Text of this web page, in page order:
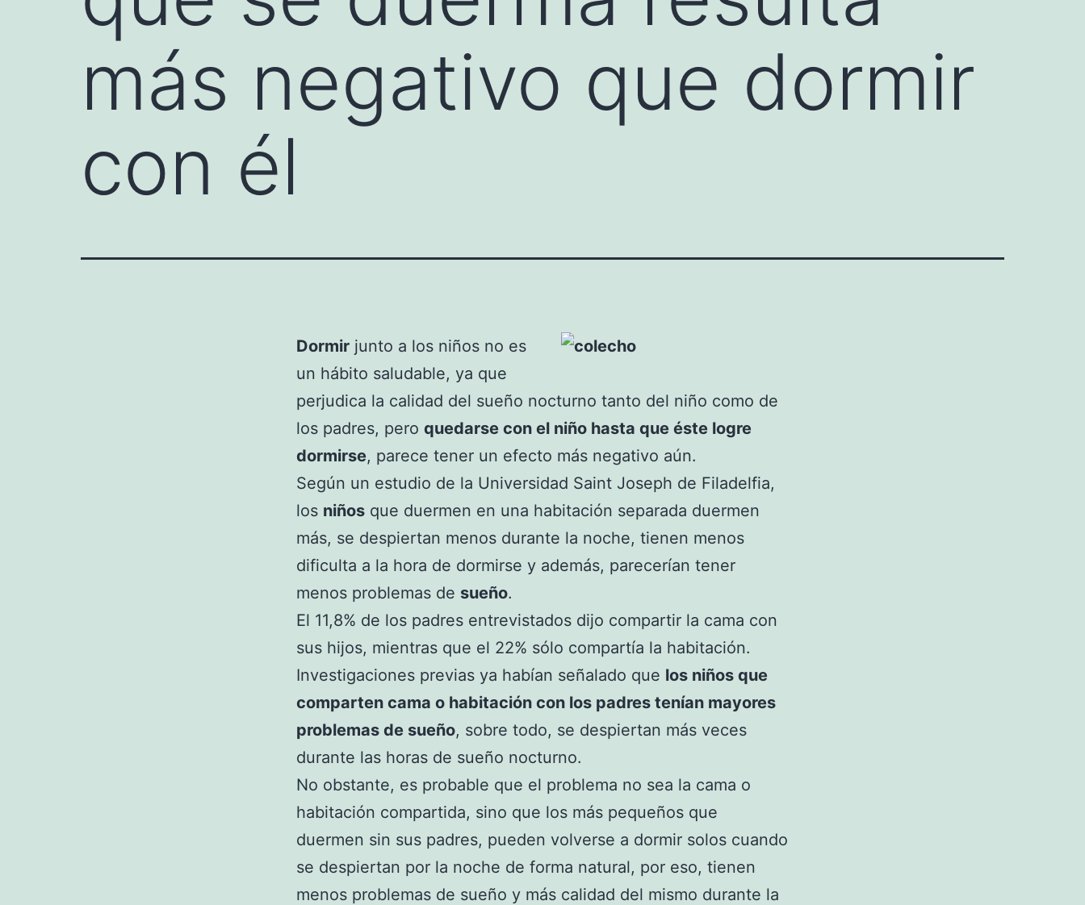
más negativo que dormir
con él
Dormir junto a los niños no es
un hábito saludable, ya que
perjudica la calidad del sueño nocturno tanto del niño como de
los padres, pero quedarse con el niño hasta que éste logre
dormirse, parece tener un efecto más negativo aún.
Según un estudio de la Universidad Saint Joseph de Filadelfia,
los niños que duermen en una habitación separada duermen
más, se despiertan menos durante la noche, tienen menos
dificulta a la hora de dormirse y además, parecerían tener
menos problemas de sueño.
El 11,8% de los padres entrevistados dijo compartir la cama con
sus hijos, mientras que el 22% sólo compartía la habitación.
Investigaciones previas ya habían señalado que los niños que
comparten cama o habitación con los padres tenían mayores
problemas de sueño, sobre todo, se despiertan más veces
durante las horas de sueño nocturno.
No obstante, es probable que el problema no sea la cama o
habitación compartida, sino que los más pequeños que
duermen sin sus padres, pueden volverse a dormir solos cuando
se despiertan por la noche de forma natural, por eso, tienen
menos problemas de sueño y más calidad del mismo durante la